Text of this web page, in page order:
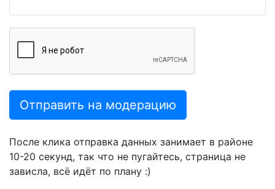
Отправить на модерацию
После клика отправка данных занимает в районе
10-20 секунд, так что не пугайтесь, страница не
зависла, всё идёт по плану :)